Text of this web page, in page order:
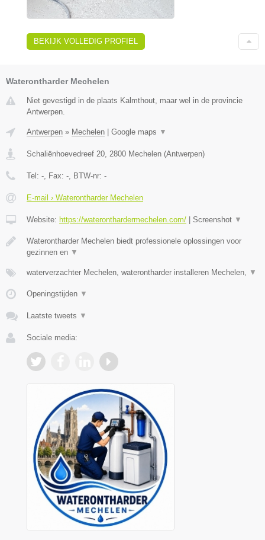
BEKIJK VOLLEDIG PROFIEL
Waterontharder Mechelen
Niet gevestigd in de plaats Kalmthout, maar wel in de provincie
Antwerpen.
Antwerpen » Mechelen Google maps ▼
Schaliënhoevedreef 20, 2800 Mechelen (Antwerpen)
Tel: -, Fax: -, BTW-nr: -
E-mail › Waterontharder Mechelen
Website: https://wateronthardermechelen.com/ Screenshot ▼
Waterontharder Mechelen biedt professionele oplossingen voor
gezinnen en ▼
waterverzachter Mechelen, waterontharder installeren Mechelen, ▼
Openingstijden ▼
Laatste tweets ▼
Sociale media: